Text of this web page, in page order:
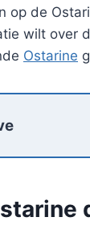
op de
wilt over
Ostarine